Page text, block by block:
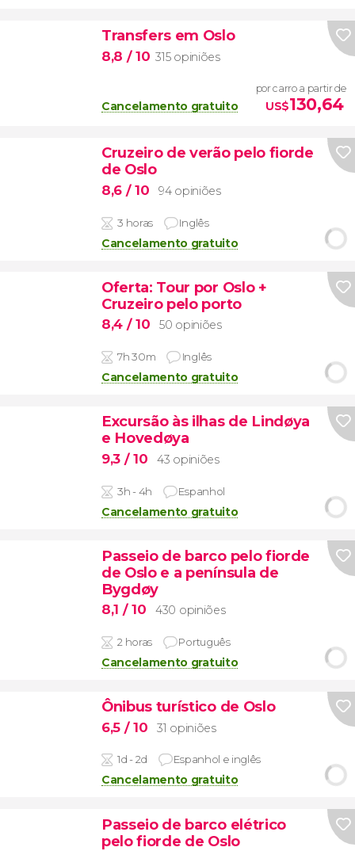
Transfers em Oslo
8,8 / 10 315 opiniões
Cancelamento gratuito
por carro a partir de
US$130,64
Cruzeiro de verão pelo fiorde
de Oslo
8,6 / 10 94 opiniões
3 horas Inglês
Cancelamento gratuito
Oferta: Tour por Oslo +
Cruzeiro pelo porto
8,4 / 10 50 opiniões
7h 30m Inglês
Cancelamento gratuito
Excursão às ilhas de Lindøya
e Hovedøya
9,3 / 10 43 opiniões
3h - 4h Espanhol
Cancelamento gratuito
Passeio de barco pelo fiorde
de Oslo e a península de
Bygdøy
8,1 / 10 430 opiniões
2 horas Português
Cancelamento gratuito
Ônibus turístico de Oslo
6,5 / 10 31 opiniões
1d - 2d Espanhol e inglês
Cancelamento gratuito
Passeio de barco elétrico
pelo fiorde de Oslo